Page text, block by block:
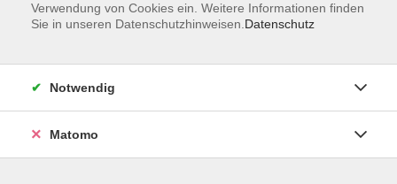
Impressum
Verwendung von Cookies ein. Weitere Informationen finden
Sie in unseren Datenschutzhinweisen. Datenschutz
Notwendig
Matomo